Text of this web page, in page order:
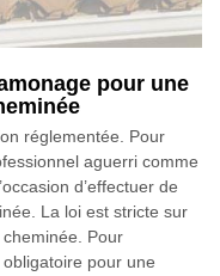
pour une
réglementée. Pour
aguerri comme
d’effectuer de
La loi est stricte sur
Pour
pour une